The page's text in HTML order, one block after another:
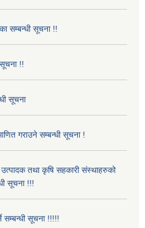
सम्बन्धी सूचना !!
!!
सूचना
गराउने सम्बन्धी सूचना !
तथा कृषि सहकारी संस्थाहरुको
सूचना !!!
सम्बन्धी सूचना !!!!!